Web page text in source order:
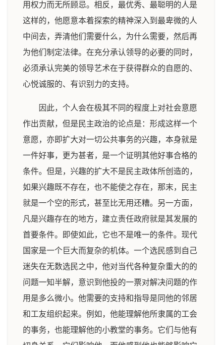
用权力而无所顾忌。相反，最优秀、最聪明的人是
这样的，他愿意本着探索的精神深入到最卑微的人
中间去，弄清他们需要什么，为什么需要，然后再
为他们制定法律。在充分承认领导的必要的同时，
必须承认完美的领导艺术在于获得群众的自愿的、
心悦诚服的、有识别力的支持。
因此，个人会在极其不同的程度上对社会意愿
作出贡献，但是民主政治的论点是：形成这样一个
意愿，亦即扩大对一切公共事务的兴趣，本身就是
一件好事，更为甚者，是一个证明其他好事合格的
条件。但是，兴趣的扩大不是民主政体所创造的，
如果兴趣既不存在，也不能使之存在，那末，民主
就是一个空的形式，甚至比无用还糟。另一方面，
凡是兴趣存在的地方，建立责任政府就是其发展的
首要条件。即使如此，它也不是唯一的条件。现代
国家是一个巨大而复杂的机体。一个选民感到自己
迷失在无数选民之中，他对当代各种复杂重大的的
问题一知半解，意识到他投的一票对解决问题的作
用是多么微小。他需要的支持和指导是同他的邻居
和工友组织起来。例如，他能理解他所隶属的工会
的事务，也能理解他的小教堂的事务。它们与他有